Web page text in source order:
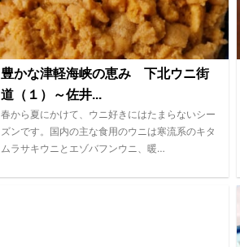
豊かな津軽海峡の恵み 下北ウニ街
道（１）～佐井...
春から夏にかけて、ウニ好きにはたまらないシー
ズンです。国内の主な食用のウニは寒流系のキタ
ムラサキウニとエゾバフンウニ、暖…